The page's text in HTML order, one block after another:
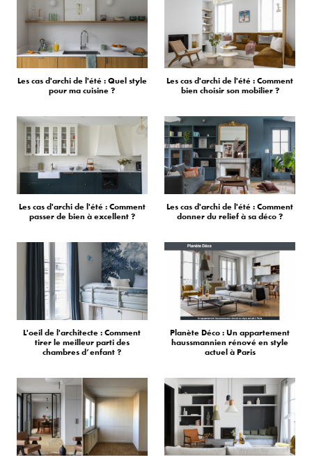
Les cas d'archi de l'été : Quel style
pour ma cuisine ?
Les cas d'archi de l'été : Comment
bien choisir son mobilier ?
Les cas d'archi de l'été : Comment
passer de bien à excellent ?
Les cas d'archi de l'été : Comment
donner du relief à sa déco ?
L'oeil de l'architecte : Comment
tirer le meilleur parti des
chambres d’enfant ?
Planète Déco : Un appartement
haussmannien rénové en style
actuel à Paris